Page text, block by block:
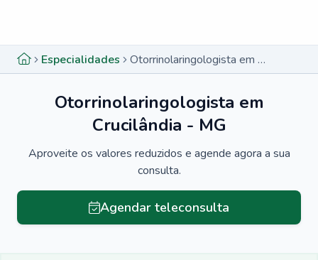
Especialidades Otorrinolaringologista em Crucilândia - MG
Otorrinolaringologista em
Crucilândia - MG
Aproveite os valores reduzidos e agende agora a sua
consulta.
Agendar teleconsulta